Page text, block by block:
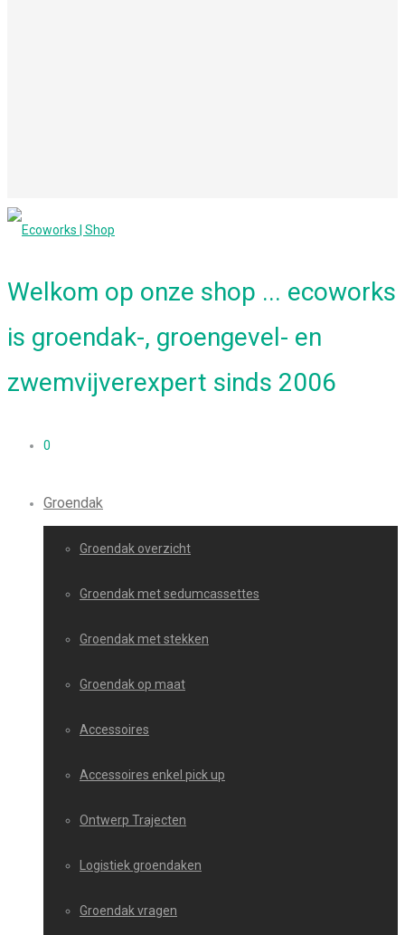
Welkom op onze shop ... ecoworks
is groendak-, groengevel- en
zwemvijverexpert sinds 2006
0
Groendak
Groendak overzicht
Groendak met sedumcassettes
Groendak met stekken
Groendak op maat
Accessoires
Accessoires enkel pick up
Ontwerp Trajecten
Logistiek groendaken
Groendak vragen